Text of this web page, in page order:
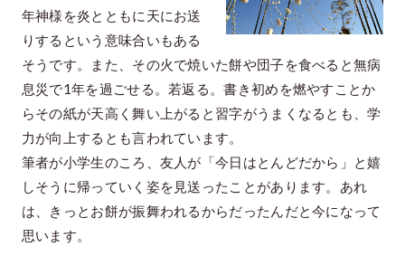
年神様を炎とともに天にお送
りするという意味合いもある
そうです。また、その火で焼いた餅や団子を食べると無病
息災で1年を過ごせる。若返る。書き初めを燃やすことか
らその紙が天高く舞い上がると習字がうまくなるとも、学
力が向上するとも言われています。
筆者が小学生のころ、友人が「今日はとんどだから」と嬉
しそうに帰っていく姿を見送ったことがあります。あれ
は、きっとお餅が振舞われるからだったんだと今になって
思います。